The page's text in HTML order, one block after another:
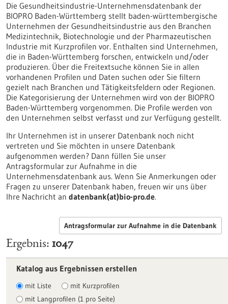
Die Gesundheitsindustrie-Unternehmensdatenbank der
BIOPRO Baden-Württemberg stellt baden-württembergische
Unternehmen der Gesundheitsindustrie aus den Branchen
Medizintechnik, Biotechnologie und der Pharmazeutischen
Industrie mit Kurzprofilen vor. Enthalten sind Unternehmen,
die in Baden-Württemberg forschen, entwickeln und/oder
produzieren. Über die Freitextsuche können Sie in allen
vorhandenen Profilen und Daten suchen oder Sie filtern
gezielt nach Branchen und Tätigkeitsfeldern oder Regionen.
Die Kategorisierung der Unternehmen wird von der BIOPRO
Baden-Württemberg vorgenommen. Die Profile werden von
den Unternehmen selbst verfasst und zur Verfügung gestellt.
Ihr Unternehmen ist in unserer Datenbank noch nicht
vertreten und Sie möchten in unsere Datenbank
aufgenommen werden? Dann füllen Sie unser
Antragsformular zur Aufnahme in die
Unternehmensdatenbank aus. Wenn Sie Anmerkungen oder
Fragen zu unserer Datenbank haben, freuen wir uns über
Ihre Nachricht an datenbank(at)bio-pro.de.
Antragsformular zur Aufnahme in die Datenbank
Ergebnis 1047
Katalog aus Ergebnissen erstellen
mit Liste
mit Kurzprofilen
mit Langprofilen (1 pro Seite)